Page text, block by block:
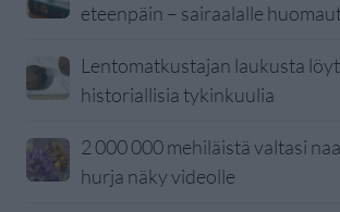
eteenpäin – sairaalalle
Lentomatkustajan laukusta
historiallisia tykinkuulia
2 000 000 mehiläistä valtasi
hurja näky videolle